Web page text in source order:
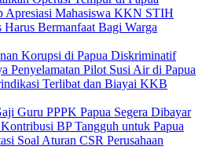
Apresiasi Mahasiswa KKN STIH
Bermanfaat Bagi Warga
Korupsi di Papua Diskriminatif
Penyelamatan Pilot Susi Air di Papua
Terlibat dan Biayai KKB
Guru PPPK Papua Segera Dibayar
BP Tangguh untuk Papua
Soal Aturan CSR Perusahaan